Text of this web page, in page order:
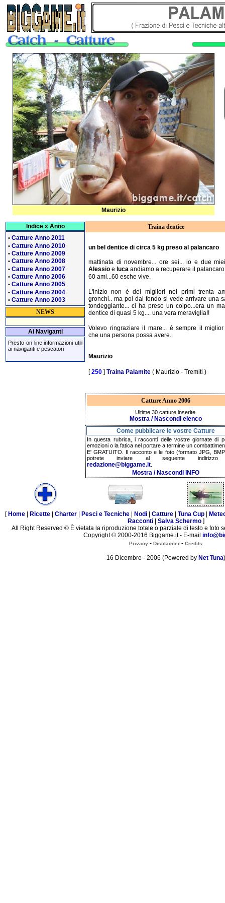
Indice x Anno
• Catture Anno 2011
• Catture Anno 2010
• Catture Anno 2009
• Catture Anno 2008
• Catture Anno 2007
• Catture Anno 2006
• Catture Anno 2005
• Catture Anno 2004
• Catture Anno 2003
NEWS
Ai Naviganti
Presto on line informazioni utili
ai naviganti e pescatori
Traina dentice
un bel dentice di circa 5 kg preso al palancaro
mattinata di novembre... ore sei... io e due
Alessio e luca andiamo a recuperare il
60 ami...60 esche vive.
L'inizio non è dei migliori nei primi trenta
gronchi.. ma poi dal fondo si vede arrivare una
tondeggiante... ci ha preso un colpo...era un
dentice di quasi 5 kg.... una vera meraviglia!!
Volevo ringraziare il mare... è sempre il
che una persona possa avere..
Maurizio
[250 ] Traina Palamite ( Maurizio - Tremiti )
Catture Anno 2006
Ultime 30 catture inserite.
Mostra / Nascondi elenco
Come pubblicare le vostre Catture
In questa rubrica, i racconti delle vostre giornate di
emozioni o la fatica nel portare a termine un
E' GRATUITO. Il racconto e le foto (formato JPG,
potrete inviare al seguente indirizzo
redazione@biggame.it
Mostra / Nascondi INFO
[ Home Ricette Charter Pesci e Tecniche Nodi Catture Tuna Cup
Racconti| Salva Schermo]
All Right Reserved © È vietata la riproduzione totale o parziale di testo e foto
Copyright © 2000-2016 Biggame.it - E-mail
Privacy - Disclaimer - Credits
16 Dicembre - 2006 (Powered by Net Tuna)
Maurizio